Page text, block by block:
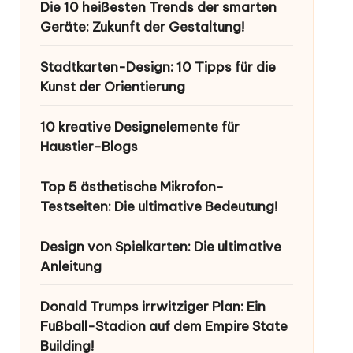
Die 10 heißesten Trends der smarten
Geräte: Zukunft der Gestaltung!
Stadtkarten-Design: 10 Tipps für die
Kunst der Orientierung
10 kreative Designelemente für
Haustier-Blogs
Top 5 ästhetische Mikrofon-
Testseiten: Die ultimative Bedeutung!
Design von Spielkarten: Die ultimative
Anleitung
Donald Trumps irrwitziger Plan: Ein
Fußball-Stadion auf dem Empire State
Building!